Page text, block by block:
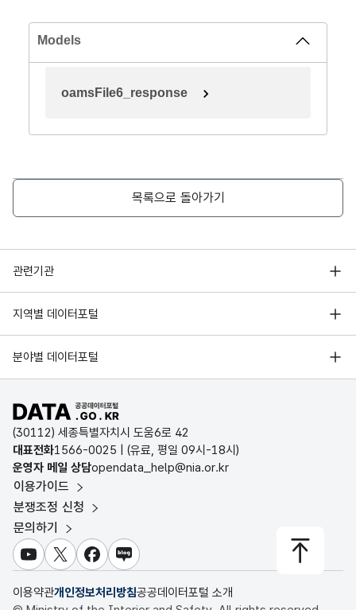
Models
oamsFile6_response
목록으로 돌아가기
관련기관
행정안전부
한국지능정보사회진흥원
국가정보자원관리원
지역별 데이터포털
서울 열린데이터광장
경기데이터드림
D-데이터허브
인천데이터포털
울산광역시 데이터포털
전남광주통합특별시 빅데이터 플랫폼
대전광역시 데이터포털
세종특별자치시 데이터포털
충청북도 데이터허브
분야별 데이터포털
기상자료개방포털
국토교통부 공간정보오픈플랫폼
환경부 환경데이터포털
문화데이터광장
농림축산식품 공공데이터포털
보건의료빅데이터개방시스템
식품의약품안전처 데이터포털
교육통계서비스
공공데이터포털 바로가기
(30112) 세종특별자치시 도움6로 42
대표전화1566-0025 | (유료, 평일 09시-18시)
운영자 메일 상담opendata_help@nia.or.kr
이용가이드
분쟁조정 신청
문의하기
유튜브X 페이스북
블로그
이용약관개인정보처리방침공공데이터포털 소개